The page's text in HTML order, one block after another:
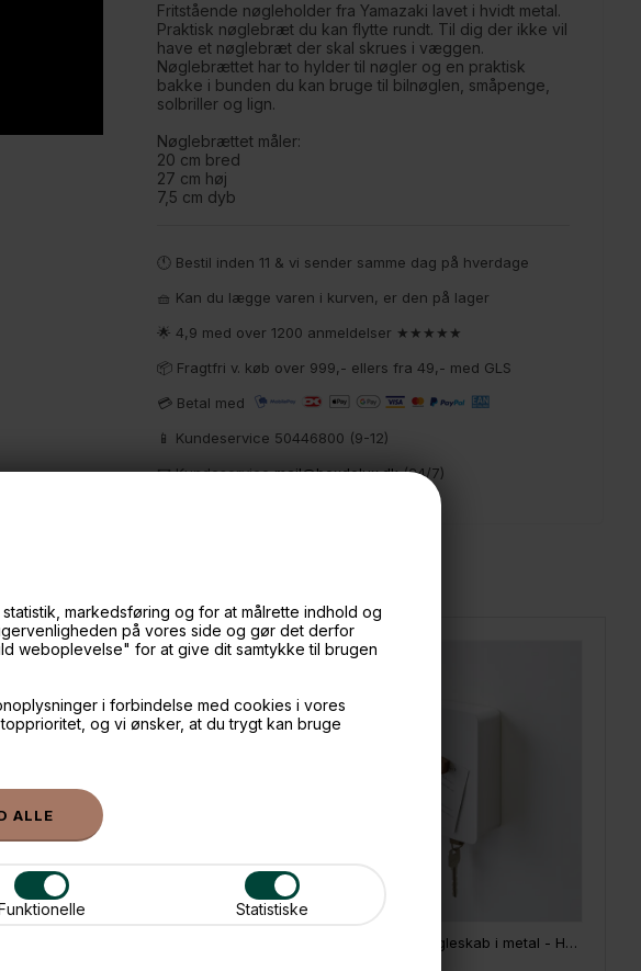
markedsføring og for at målrette indhold og
på vores side og gør det derfor
weboplevelse" for at give dit samtykke til brugen
i forbindelse med cookies i vores
og vi ønsker, at du trygt kan bruge
Statistiske
Fritstående nøgleholder fra Yamazaki lavet i hvidt metal.
Praktisk nøglebræt du kan flytte rundt. Til dig der ikke vil
have et nøglebræt der skal skrues i væggen.
Nøglebrættet har to hylder til nøgler og en praktisk
bakke i bunden du kan bruge til bilnøglen, småpenge,
solbriller og lign.
Nøglebrættet måler:
20 cm bred
27 cm høj
7,5 cm dyb
🕚 Bestil inden 11 & vi sender samme dag på hverdage
🧺 Kan du lægge varen i kurven, er den på lager
🌟 4,9 med over 1200 anmeldelser ★★★★★
📦 Fragtfri v. køb over 999,- ellers fra 49,- med GLS
💳 Betal med
📱 Kundeservice 50446800 (9-12)
📧Kundeservicemail@boxdelux.dk(24/7)
Yamazaki Tower Nøgleskab i metal - Hvid